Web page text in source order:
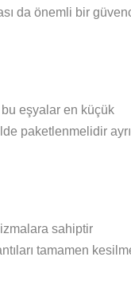
da önemli bir
eşyalar en küçük
paketlenmelidir
sahiptir
tamamen